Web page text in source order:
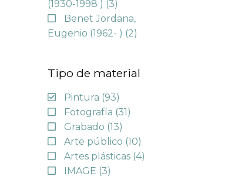
(1930-1998 ) (3)
Benet Jordana,
Eugenio (1962- ) (2)
Tipo de material
Pintura (93)
Fotografía (31)
Grabado (13)
Arte público (10)
Artes plásticas (4)
IMAGE (3)